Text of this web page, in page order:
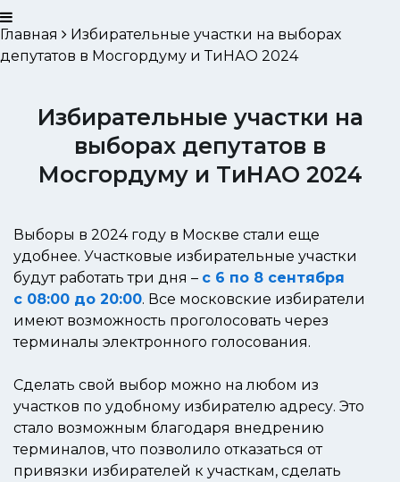
Главная
Избирательные участки на выборах
депутатов в Мосгордуму и ТиНАО 2024
Избирательные участки на
выборах депутатов в
Мосгордуму и ТиНАО 2024
Выборы в 2024 году в Москве стали еще
удобнее. Участковые избирательные участки
будут работать три дня – с 6 по 8 сентября
с 08:00 до 20:00. Все московские избиратели
имеют возможность проголосовать через
терминалы электронного голосования.
Сделать свой выбор можно на любом из
участков по удобному избирателю адресу. Это
стало возможным благодаря внедрению
терминалов, что позволило отказаться от
привязки избирателей к участкам, сделать